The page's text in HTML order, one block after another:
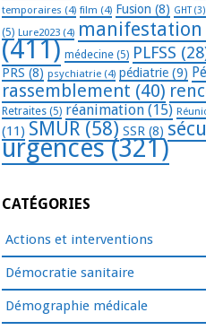
temporaires (4) film (4) Fusion (8) GHT(3)
(5) Lure2023 (4) manifestation
(411) médecine (5) PLFSS
PRS (8) psychiatrie (4) pédiatrie (9)
rassemblement (40)
Retraites (5) réanimation (15)
(11) SMUR (58) SSR (8)
urgences(321)
CATÉGORIES
Actions et interventions
Démocratie sanitaire
Démographie médicale